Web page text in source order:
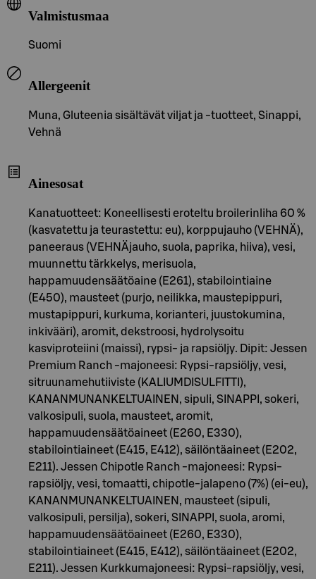
Valmistusmaa
Suomi
Allergeenit
Muna, Gluteenia sisältävät viljat ja -tuotteet, Sinappi,
Vehnä
Ainesosat
Kanatuotteet: Koneellisesti eroteltu broilerinliha 60 %
(kasvatettu ja teurastettu: eu), korppujauho (VEHNÄ),
paneeraus (VEHNÄjauho, suola, paprika, hiiva), vesi,
muunnettu tärkkelys, merisuola,
happamuudensäätöaine (E261), stabilointiaine
(E450), mausteet (purjo, neilikka, maustepippuri,
mustapippuri, kurkuma, korianteri, juustokumina,
inkivääri), aromit, dekstroosi, hydrolysoitu
kasviproteiini (maissi), rypsi- ja rapsiöljy. Dipit: Jessen
Premium Ranch -majoneesi: Rypsi-rapsiöljy, vesi,
sitruunamehutiiviste (KALIUMDISULFITTI),
KANANMUNANKELTUAINEN, sipuli, SINAPPI, sokeri,
valkosipuli, suola, mausteet, aromit,
happamuudensäätöaineet (E260, E330),
stabilointiaineet (E415, E412), säilöntäaineet (E202,
E211). Jessen Chipotle Ranch -majoneesi: Rypsi-
rapsiöljy, vesi, tomaatti, chipotle-jalapeno (7%) (ei-eu),
KANANMUNANKELTUAINEN, mausteet (sipuli,
valkosipuli, persilja), sokeri, SINAPPI, suola, aromi,
happamuudensäätöaineet (E260, E330),
stabilointiaineet (E415, E412), säilöntäaineet (E202,
E211). Jessen Kurkkumajoneesi: Rypsi-rapsiöljy, vesi,